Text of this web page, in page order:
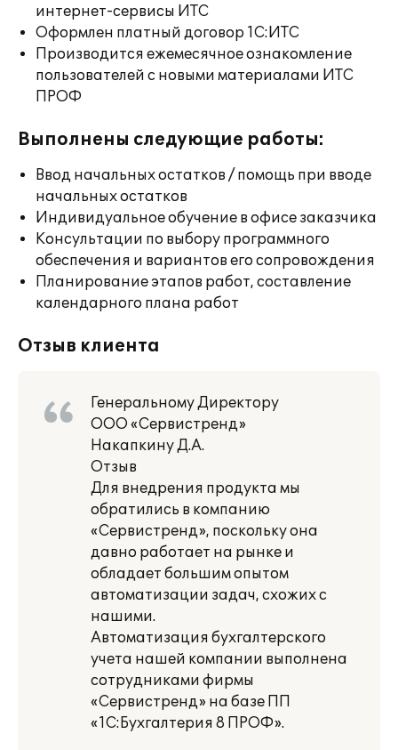
интернет-сервисы ИТС
Оформлен платный договор 1С:ИТС
Производится ежемесячное ознакомление
пользователей с новыми материалами ИТС
ПРОФ
Выполнены следующие работы:
Ввод начальных остатков / помощь при вводе
начальных остатков
Индивидуальное обучение в офисе заказчика
Консультации по выбору программного
обеспечения и вариантов его сопровождения
Планирование этапов работ, составление
календарного плана работ
Отзыв клиента
Генеральному Директору
ООО «Сервистренд»
Накапкину Д.А.
Отзыв
Для внедрения продукта мы
обратились в компанию
«Сервистренд», поскольку она
давно работает на рынке и
обладает большим опытом
автоматизации задач, схожих с
нашими.
Автоматизация бухгалтерского
учета нашей компании выполнена
сотрудниками фирмы
«Сервистренд» на базе ПП
«1С:Бухгалтерия 8 ПРОФ».